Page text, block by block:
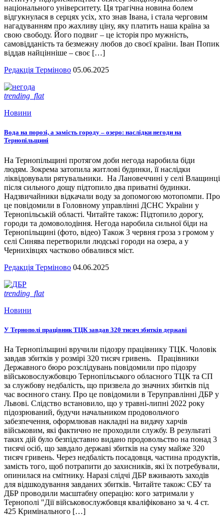
національного університету. Ця трагічна новина болем
відгукнулася в серцях усіх, хто знав Івана, і стала черговим
нагадуванням про жахливу ціну, яку платить наша країна за
свою свободу. Його подвиг – це історія про мужність,
самовідданість та безмежну любов до своєї країни. Іван Попик
віддав найцінніше – своє […]
Редакція Терміново 05.06.2025
trending_flat
Новини
Вода на порозі, а замість городу – озеро: наслідки негоди на
Тернопільщині
На Тернопільщині протягом доби негода наробила біди
людям. Зокрема затопила житлові будинки, її наслідки
ліквідовували рятувальники. На Лановеччині у селі Влащинці
після сильного дощу підтопило два приватні будинки.
Надзвичайники відкачали воду за допомогою мотопомпи. Про
це повідомили в Головному управлінні ДСНС України у
Тернопільській області. Читайте також: Підтопило дорогу,
городи та домоволодіння. Негода наробила сильної біди на
Тернопільщині (фото, відео) Також 3 червня гроза з громом у
селі Синява перетворили людські городи на озера, а у
Чернихівцях частково обвалився міст.
Редакція Терміново 04.06.2025
trending_flat
Новини
У Тернополі працівник ТЦК завдав 320 тисяч збитків державі
На Тернопільщині вручили підозру працівнику ТЦК. Чоловік
завдав збитків у розмірі 320 тисяч гривень. Працівники
Державного бюро розслідувань повідомили про підозру
військовослужбовцю Тернопільського обласного ТЦК та СП
за службову недбалість, що призвела до значних збитків під
час воєнного стану. Про це повідомили в Теруправлінні ДБР у
Львові. Слідство встановило, що у травні-липні 2022 року
підозрюваний, будучи начальником продовольчого
забезпечення, оформлював накладні на видачу харчів
військовим, які фактично не проходили службу. В результаті
таких дій було безпідставно видано продовольство на понад 3
тисячі осіб, що завдало державі збитків на суму майже 320
тисяч гривень. Через недбалість посадовця, частина продуктів,
замість того, щоб потрапити до захисників, які їх потребували,
опинилася на смітнику. Наразі слідчі ДБР вживають заходів
для відшкодування завданих збитків. Читайте також: СБУ та
ДБР проводили масштабну операцію: кого затримали у
Тернополі "Дії військовослужбовця кваліфіковано за ч. 4 ст.
425 Кримінального […]